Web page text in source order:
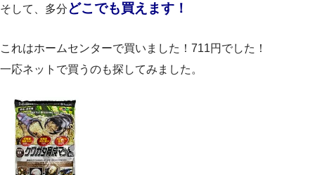
そして、多分 どこでも買えます！
これはホームセンターで買いました！711円でした！
一応ネットで買うのも探してみました。